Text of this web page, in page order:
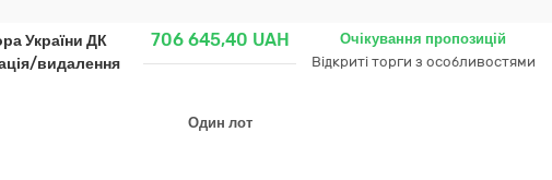
України ДК
видалення
706 645,40 UAH
Один лот
Очікування пропозицій
Відкриті торги з особливостями